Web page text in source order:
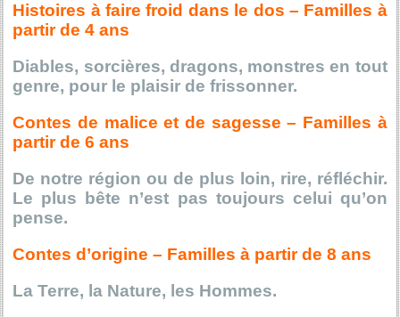
Histoires à faire froid dans le dos – Familles à
partir de 4 ans
Diables, sorcières, dragons, monstres en tout
genre, pour le plaisir de frissonner.
Contes de malice et de sagesse – Familles à
partir de 6 ans
De notre région ou de plus loin, rire, réfléchir.
Le plus bête n’est pas toujours celui qu’on
pense.
Contes d’origine – Familles à partir de 8 ans
La Terre, la Nature, les Hommes.